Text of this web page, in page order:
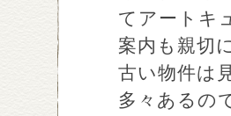
てアートキ
案内も親切
古い物件は
多々あるの